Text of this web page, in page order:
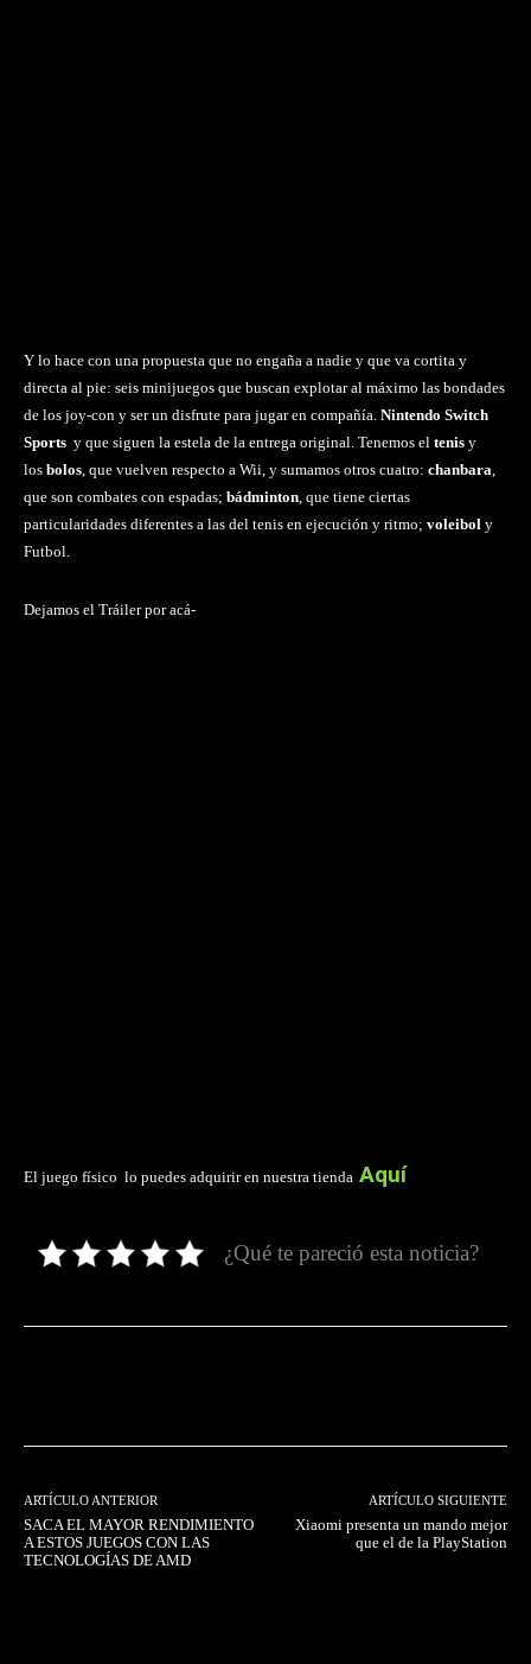
Y lo hace con una propuesta que no engaña a nadie y que va cortita y
directa al pie: seis minijuegos que buscan explotar al máximo las bondades
de los joy-con y ser un disfrute para jugar en compañía. Nintendo Switch
Sports y que siguen la estela de la entrega original. Tenemos el tenis y
los bolos , que vuelven respecto a Wii, y sumamos otros cuatro: chanbara
que son combates con espadas; bádminton , que tiene ciertas
particularidades diferentes a las del tenis en ejecución y ritmo; voleibol y
Futbol.
Dejamos el Tráiler por acá-
El juego físico lo puedes adquirir en nuestra tienda Aquí
¿Qué te pareció esta noticia?
ARTÍCULO ANTERIOR
SACA EL MAYOR RENDIMIENTO
A ESTOS JUEGOS CON LAS
TECNOLOGÍAS DE AMD
ARTÍCULO SIGUIENTE
Xiaomi presenta un mando mejor
que el de la PlayStation